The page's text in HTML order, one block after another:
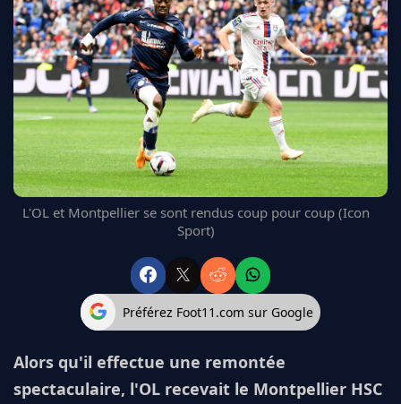
EDF
PSG
LIGUE 1
REAL MADRID
FC BARCELONE
MANCHESTER UNITED
CHELSEA
ARSENAL
BAYERN
L'AVIS DE LA RÉDAC'
L'OL et Montpellier se sont rendus coup pour coup (Icon
Sport)
Préférez Foot11.com sur Google
Alors qu'il effectue une remontée
spectaculaire, l'OL recevait le Montpellier HSC